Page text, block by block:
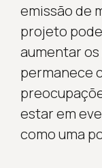
emissão de
projeto
aumentar
permanece
estar em
como uma